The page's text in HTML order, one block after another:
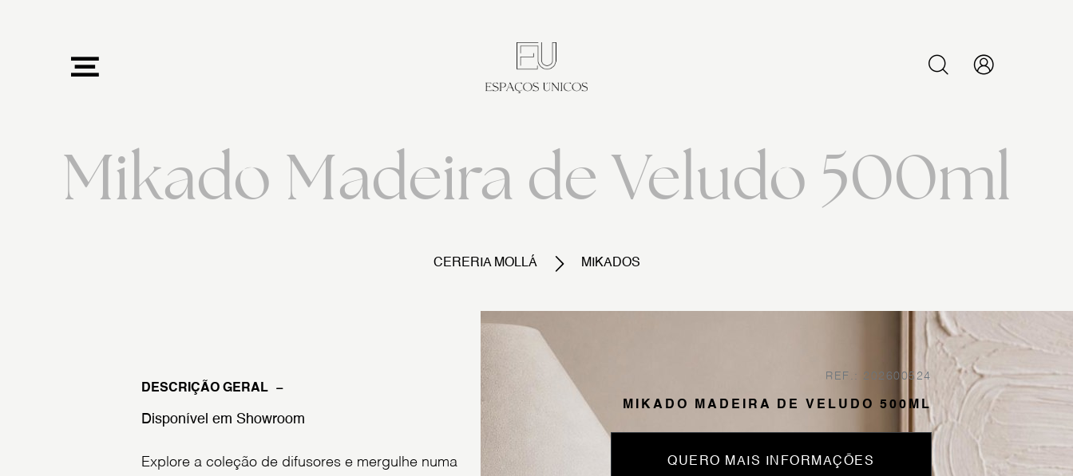
Mikado Madeira de Veludo 500ml
CERERIA MOLLÁ MIKADOS
DESCRIÇÃO GERAL
Disponível em Showroom
Explore a coleção de difusores e mergulhe numa
REF.: 202600524
MIKADO MADEIRA DE VELUDO 500ML
QUERO MAIS INFORMAÇÕES